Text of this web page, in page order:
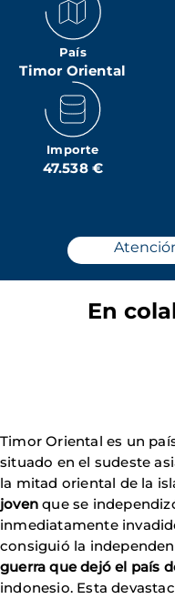
País
Timor Oriental
Importe
47.538 €
En
Timor Oriental es un
situado en el sudeste
la mitad oriental de la
joven que se
inmediatamente
consiguió la
guerra que dejó el país
indonesio. Esta